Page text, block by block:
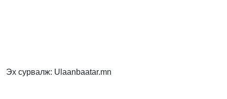
Эх сурвалж: Ulaanbaatar.mn